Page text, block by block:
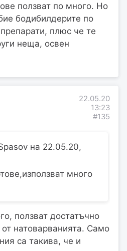
ползват по много. Но
бодибилдерите по
плюс че те
неща, освен
22.05.20
13:23
#135
на 22.05.20,
много
ползват достатъчно
натоварванията. Само
са такива, че и